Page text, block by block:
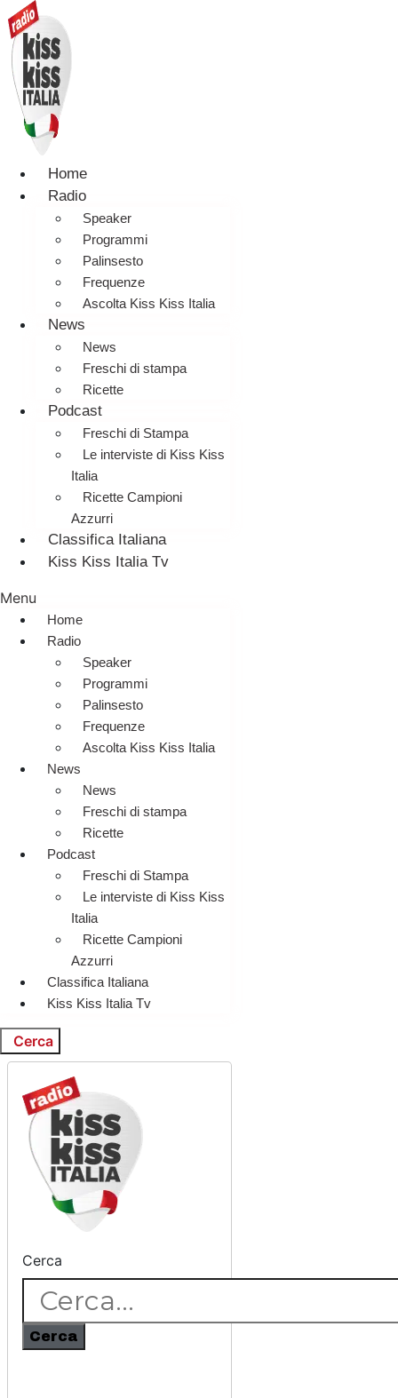
Home
Radio
Speaker
Programmi
Palinsesto
Frequenze
Ascolta Kiss Kiss Italia
News
News
Freschi di stampa
Ricette
Podcast
Freschi di Stampa
Le interviste di Kiss Kiss
Italia
Ricette Campioni
Azzurri
Classifica Italiana
Kiss Kiss Italia Tv
Menu
Home
Radio
Speaker
Programmi
Palinsesto
Frequenze
Ascolta Kiss Kiss Italia
News
News
Freschi di stampa
Ricette
Podcast
Freschi di Stampa
Le interviste di Kiss Kiss
Italia
Ricette Campioni
Azzurri
Classifica Italiana
Kiss Kiss Italia Tv
Cerca
Cerca
Cerca